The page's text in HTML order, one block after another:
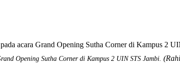
Opening Sutha Corner di Kampus 2 UIN STS Jambi.